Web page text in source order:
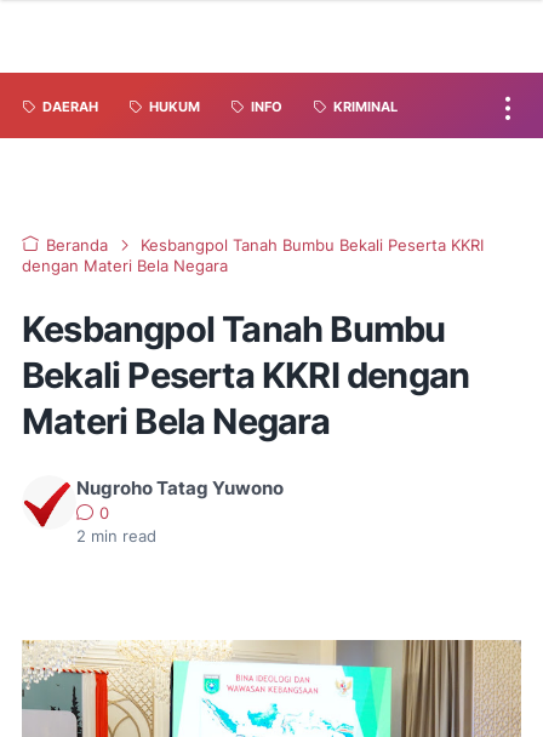
DAERAH HUKUM INFO KRIMINAL
Beranda
Kesbangpol Tanah Bumbu Bekali Peserta KKRI
dengan Materi Bela Negara
Kesbangpol Tanah Bumbu
Bekali Peserta KKRI dengan
Materi Bela Negara
Nugroho Tatag Yuwono
0
2 min read